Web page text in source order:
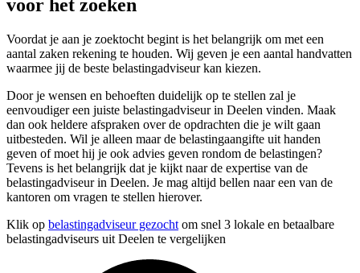
voor het zoeken
Voordat je aan je zoektocht begint is het belangrijk om met een
aantal zaken rekening te houden. Wij geven je een aantal handvatten
waarmee jij de beste belastingadviseur kan kiezen.
Door je wensen en behoeften duidelijk op te stellen zal je
eenvoudiger een juiste belastingadviseur in Deelen vinden. Maak
dan ook heldere afspraken over de opdrachten die je wilt gaan
uitbesteden. Wil je alleen maar de belastingaangifte uit handen
geven of moet hij je ook advies geven rondom de belastingen?
Tevens is het belangrijk dat je kijkt naar de expertise van de
belastingadviseur in Deelen. Je mag altijd bellen naar een van de
kantoren om vragen te stellen hierover.
Klik op belastingadviseur gezocht om snel 3 lokale en betaalbare
belastingadviseurs uit Deelen te vergelijken